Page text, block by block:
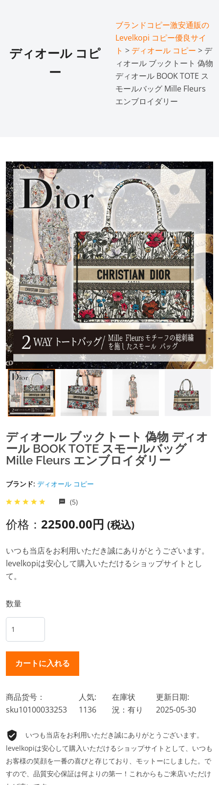
ディオール コピ
ー
ブランドコピー激安通販の
Levelkopi コピー優良サイ
ト > ディオール コピー > デ
ィオール ブックトート 偽物
ディオール BOOK TOTE ス
モールバッグ Mille Fleurs
エンブロイダリー
ディオール ブックトート 偽物 ディオ
ール BOOK TOTE スモールバッグ
Mille Fleurs エンブロイダリー
ブランド: ディオール コピー
(5)
价格： 22500.00円 (税込)
いつも当店をお利用いただき誠にありがとうございます。
levelkopiは安心して購入いただけるショップサイトとし
て。
数量
商品货号：
sku10100033253
人気:
1136
在庫状
況：有り
更新日期:
2025-05-30
いつも当店をお利用いただき誠にありがとうございます。
levelkopiは安心して購入いただけるショップサイトとして、いつも
お客様の笑顔を一番の喜びと存じており、モットーにしました。で
すので、品質安心保証は何よりの第一！これからもご来店いただけ